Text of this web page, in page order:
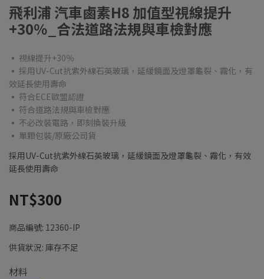
飛利浦 汽車鹵素H8 加值型視線提升
+30％_合法道路法規與車檢對應
▪ 視線提升+30％
▪ 採用UV-Cut抗紫外線石英玻璃，延緩鏡面及燈罩龜裂、霧化，有
效延長使用壽命
▪ 符合ECE歐盟認證
▪ 符合道路法規與車檢對應
▪ 不必改裝電路，即刻換裝升級
▪ 單顆包裝/原廠公司貨
採用UV-Cut抗紫外線石英玻璃，延緩鏡面及燈罩龜裂、霧化，有效
延長使用壽命
NT$300
商品編號: 12360-IP
供貨狀況: 庫存不足
材料